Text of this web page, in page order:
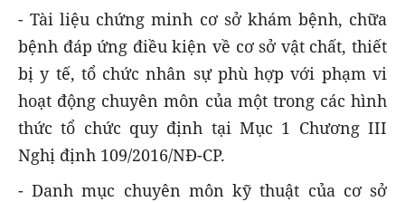
- Tài liệu chứng minh cơ sở khám bệnh, chữa
bệnh đáp ứng điều kiện về cơ sở vật chất, thiết
bị y tế, tổ chức nhân sự phù hợp với phạm vi
hoạt động chuyên môn của một trong các hình
thức tổ chức quy định tại Mục 1 Chương III
Nghị định 109/2016/NĐ-CP.
- Danh mục chuyên môn kỹ thuật của cơ sở